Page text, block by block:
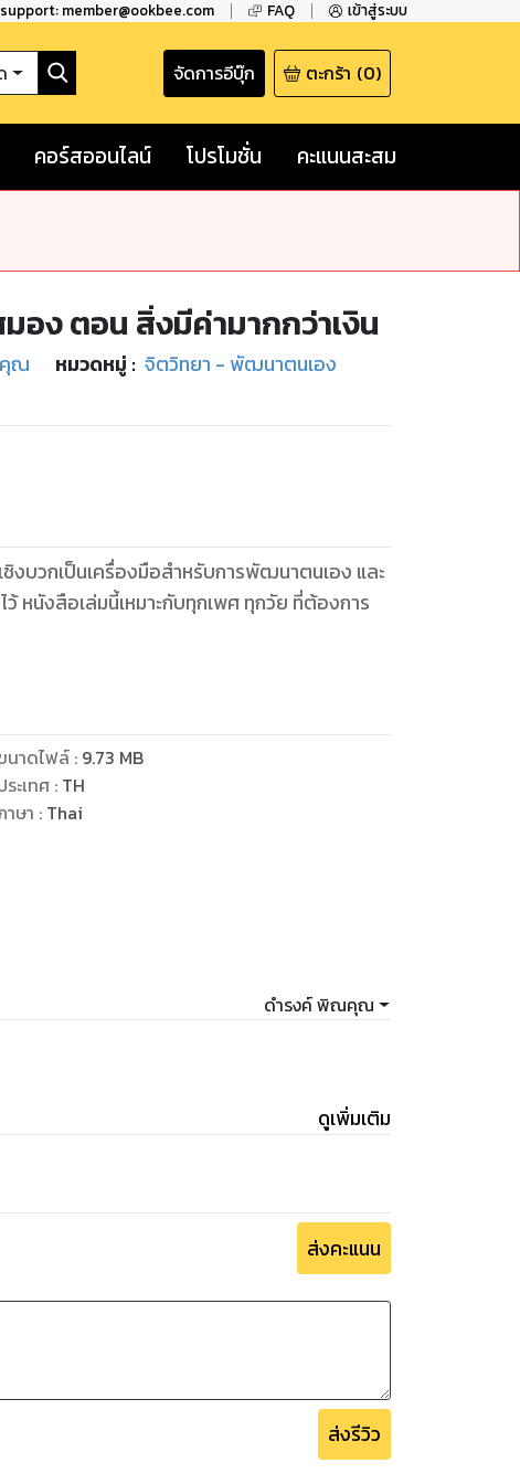
member@ookbee.com FAQ เข้าสู่ระบบ
จัดการอีบุ๊ก ตะกร้า (0)
คอร์สออนไลน์ โปรโมชั่น คะแนนสะสม
อง ตอน สิ่งมีค่ามากกว่าเงิน
ณ หมวดหมู่ : จิตวิทยา - พัฒนาตนเอง
งบวกเป็นเครื่องมือสำหรับการพัฒนาตนเอง และ
ว้ หนังสือเล่มนี้เหมาะกับทุกเพศ ทุกวัย ที่ต้องการ
นาดไฟล์: 9.73 MB
ระเทศ : TH
าษา : Thai
ดำรงค์ พิณคุณ
ดูเพิ่มเติม
ส่งคะแนน
ส่งรีวิว